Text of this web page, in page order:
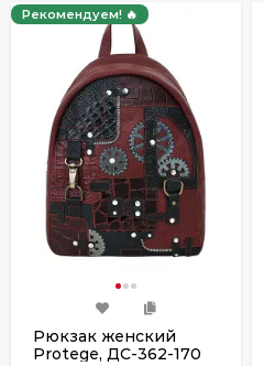
Рекомендуем! 🔥
Рюкзак женский
Protege, ДС-362-170